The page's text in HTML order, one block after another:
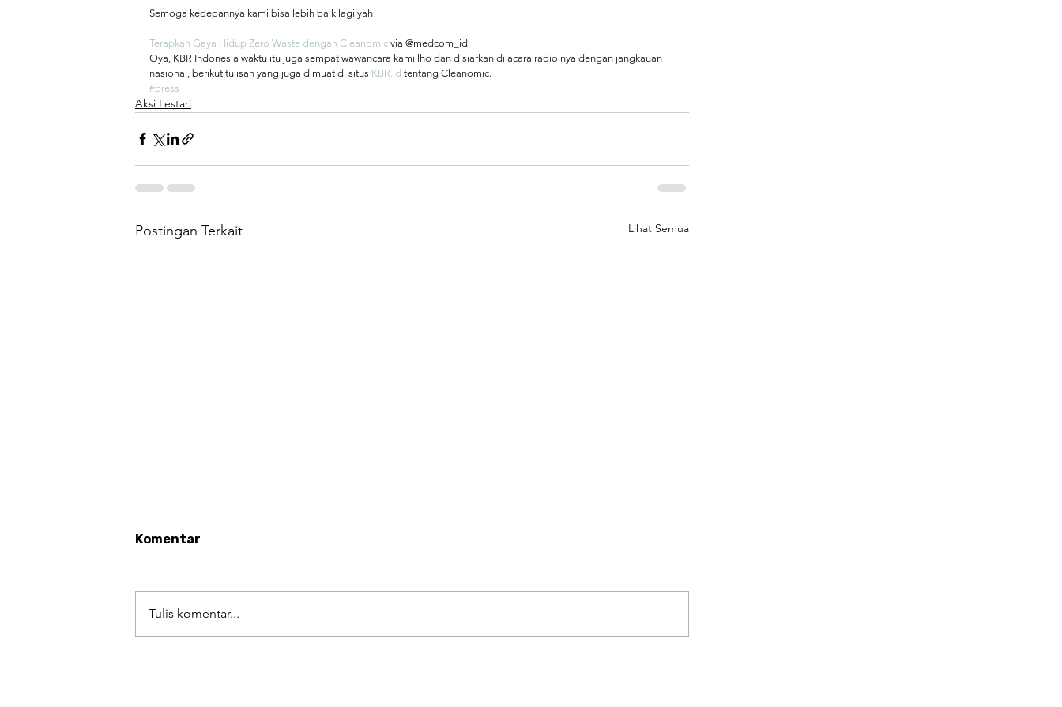
Semoga kedepannya kami bisa lebih baik lagi yah!
Terapkan Gaya Hidup Zero Waste dengan Cleanomic via @medcom_id
Oya, KBR Indonesia waktu itu juga sempat wawancara kami lho dan disiarkan di acara radio nya dengan jangkauan
nasional, berikut tulisan yang juga dimuat di situs KBR.id tentang Cleanomic.
#press
Aksi Lestari
Postingan Terkait Lihat Semua
Komentar
Tulis komentar...